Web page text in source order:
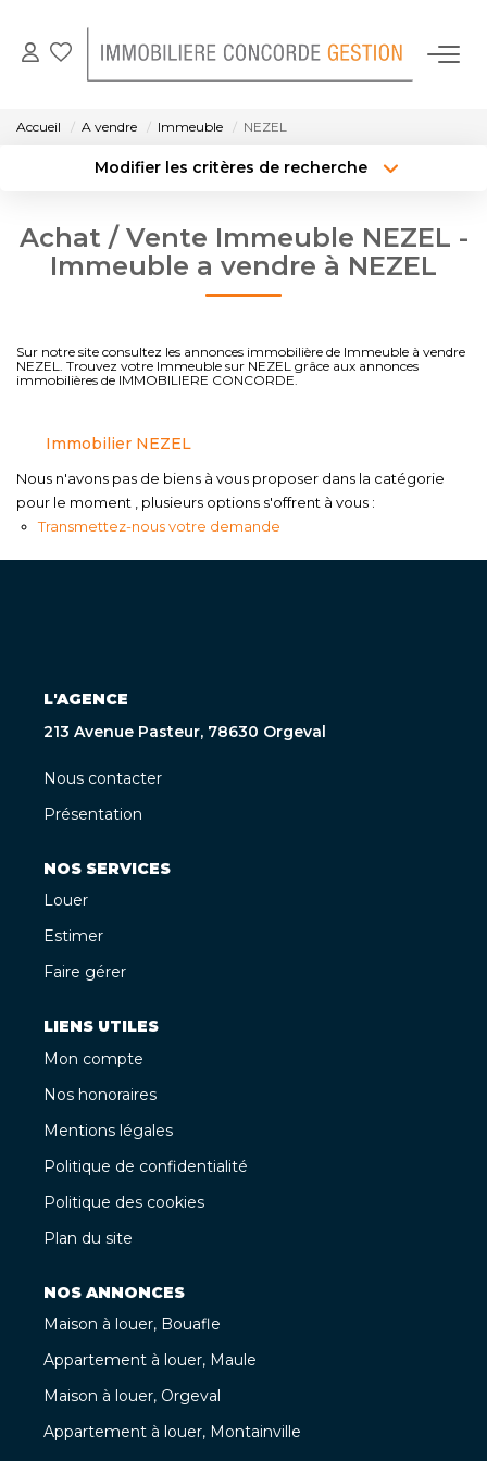
GESTION LOCATIVE
NOTRE AGENCE
CONTACT
Accueil A vendre Immeuble NEZEL
Modifier les critères de recherche
Surface min Budget max
Achat / Vente Immeuble NEZEL -
Immeuble a vendre à NEZEL
Sur notre site consultez les annonces immobilière de Immeuble à vendre
NEZEL. Trouvez votre Immeuble sur NEZEL grâce aux annonces
immobilières de IMMOBILIERE CONCORDE.
Immobilier NEZEL
Nous n'avons pas de biens à vous proposer dans la catégorie
pour le moment , plusieurs options s'offrent à vous :
Transmettez-nous votre demande
L'AGENCE
213 Avenue Pasteur, 78630 Orgeval
Nous contacter
Présentation
NOS SERVICES
Louer
Estimer
Faire gérer
LIENS UTILES
Mon compte
Nos honoraires
Mentions légales
Politique de confidentialité
Politique des cookies
Plan du site
NOS ANNONCES
Maison à louer, Bouafle
Appartement à louer, Maule
Maison à louer, Orgeval
Appartement à louer, Montainville